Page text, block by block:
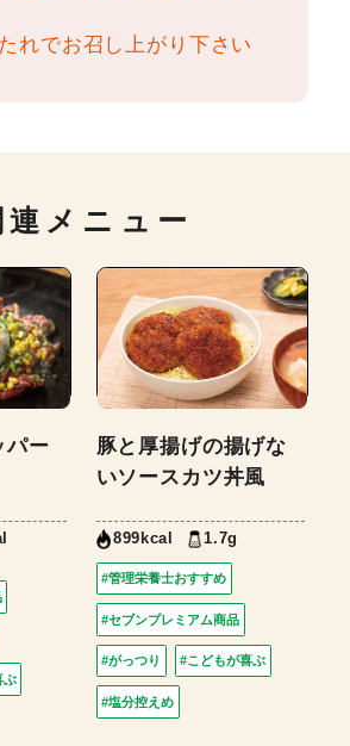
れでお召し上がり下さい
連メニュー
パー
ぶ
豚と厚揚げの揚げな
いソースカツ丼風
899kcal 1.7g
#管理栄養士おすすめ
#セブンプレミアム商品
#がっつり #こどもが喜ぶ
#塩分控えめ